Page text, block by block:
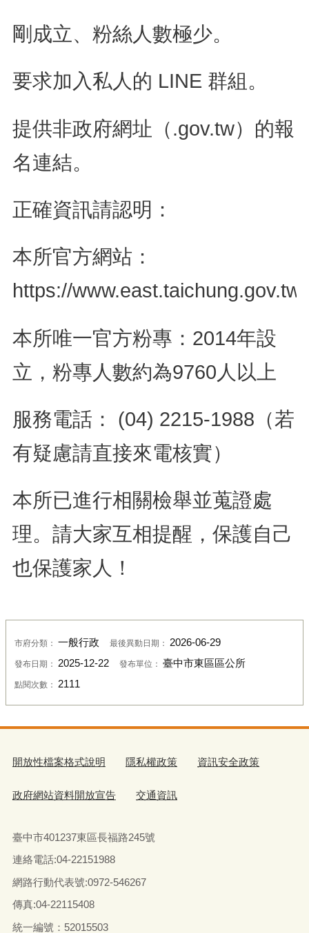
​剛成立、粉絲人數極少。
​要求加入私人的 LINE 群組。
​提供非政府網址（.gov.tw）的報
名連結。
​正確資訊請認明：
​本所官方網站：
https://www.east.taichung.gov.tw/
​本所唯一官方粉專：2014年設
立，粉專人數約為9760人以上
​服務電話： (04) 2215-1988（若
有疑慮請直接來電核實）
​本所已進行相關檢舉並蒐證處
理。請大家互相提醒，保護自己
也保護家人！
市府分類： 一般行政 最後異動日期： 2026-06-29
發布日期： 2025-12-22 發布單位： 臺中市東區區公所
點閱次數： 2111
開放性檔案格式說明 隱私權政策 資訊安全政策
政府網站資料開放宣告 交通資訊
臺中市401237東區長福路245號
連絡電話:04-22151988
網路行動代表號:0972-546267
傳真:04-22115408
統一編號：52015503